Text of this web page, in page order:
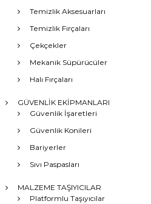
Temizlik Aksesuarları
Temizlik Fırçaları
Çekçekler
Mekanik Süpürücüler
Halı Fırçaları
GÜVENLİK EKİPMANLARI
Güvenlik İşaretleri
Güvenlik Konileri
Bariyerler
Sıvı Paspasları
MALZEME TAŞIYICILAR
Platformlu Taşıyıcılar